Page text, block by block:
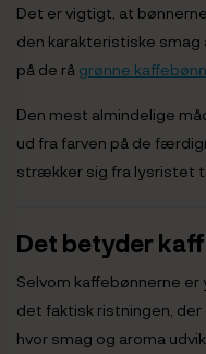
Det er vigtigt, at
den karakteristiske smag
på de rå grønne
Den mest almindelige
ud fra farven på de
strækker sig fra lysristet
Det betyder
Selvom kaffebønnerne
det faktisk ristningen, der
hvor smag og aroma